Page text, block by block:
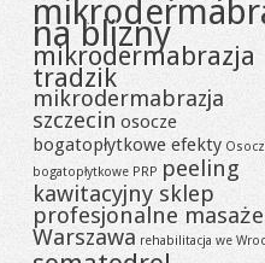
na blizny
mikrodermabrazja
tradzik
mikrodermabrazja
szczecin osocze
bogatopłytkowe efekty
bogatopłytkowe PRP peeling
kawitacyjny sklep
profesjonalne masaże
Warszawa rehabilitacja we